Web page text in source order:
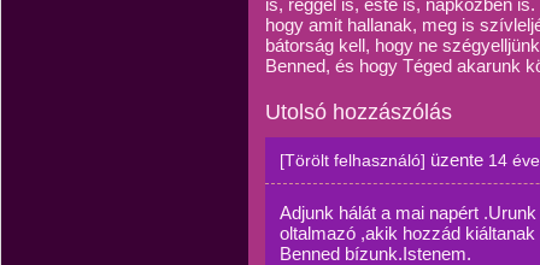
is, reggel is, este is, napközben
hogy amit hallanak, meg is
bátorság kell, hogy ne
Benned, és hogy Téged akarunk
Utolsó hozzászólás
[Törölt felhasználó] üzente 14 éve
Adjunk hálát a mai napért
oltalmazó ,akik hozzád
Benned bízunk.Istenem.